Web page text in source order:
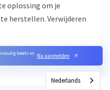
tweets en
Nu aanmelden
oplossing om je
herstellen. Verwijderen
Nederlands